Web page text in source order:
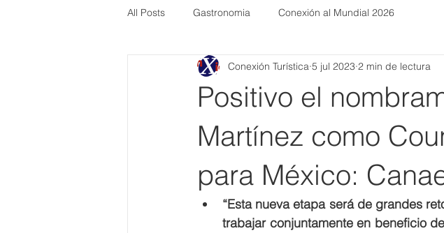
All Posts Gastronomia Conexión al Mundial 2026
Positivo el
Martínez como
para México:
Conexión Turística 5 jul 2023 2 min de lectura
“Esta nueva etapa será de grandes
trabajar conjuntamente en beneficio